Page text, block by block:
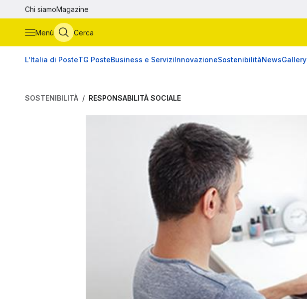
Vai al contenuto principale
Chi siamoMagazine
Menù Cerca
L'Italia di PosteTG PosteBusiness e ServiziInnovazioneSostenibilitàNewsGallery
SOSTENIBILITÀ RESPONSABILITÀ SOCIALE